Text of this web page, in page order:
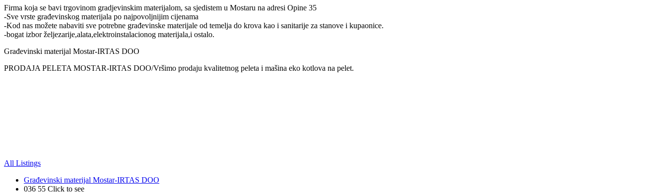
Firma koja se bavi trgovinom gradjevinskim materijalom, sa sjedistem u Mostaru na adresi Opine 35
-Sve vrste građevinskog materijala po najpovoljnijim cijenama
-Kod nas možete nabaviti sve potrebne građevinske materijale od temelja do krova kao i sanitarije za stanove i kupaonice.
-bogat izbor željezarije,alata,elektroinstalacionog materijala,i ostalo.
Građevinski materijal Mostar-IRTAS DOO
PRODAJA PELETA MOSTAR-IRTAS DOO/Vršimo prodaju kvalitetnog peleta i mašina eko kotlova na pelet.
All Listings
Građevinski materijal Mostar-IRTAS DOO
036 55 Click to see